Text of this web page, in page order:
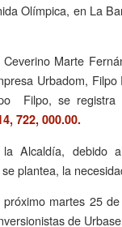
Olímpica, en La
Marte
Urbadom,
Filpo, se registra
722, 000.00.
Alcaldía, debido
plantea, la
martes 25
de